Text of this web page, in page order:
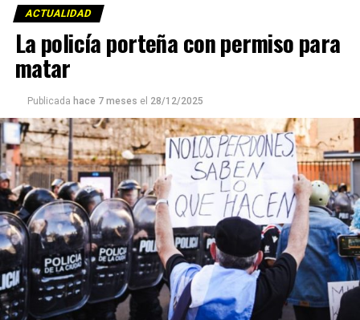
ACTUALIDAD
La policía porteña con permiso para
matar
Publicada hace 7 meses el 28/12/2025